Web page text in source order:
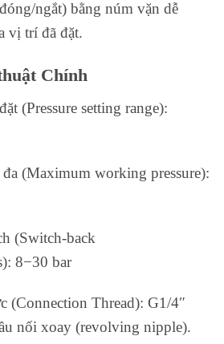
ngắt) bằng núm vặn dễ
vị trí đã đặt.
Chính
(Pressure setting range):
(Maximum working pressure):
(Switch-back
8−30 bar
(Connection Thread): G1/4″
nối xoay (revolving nipple).